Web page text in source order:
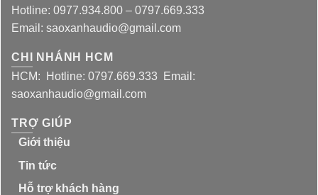
Hotline: 0977.934.800 – 0797.669.333
Email: saoxanhaudio@gmail.com
CHI NHÁNH HCM
HCM: Hotline: 0797.669.333 Email:
saoxanhaudio@gmail.com
TRỢ GIÚP
Giới thiệu
Tin tức
Hỗ trợ khách hàng